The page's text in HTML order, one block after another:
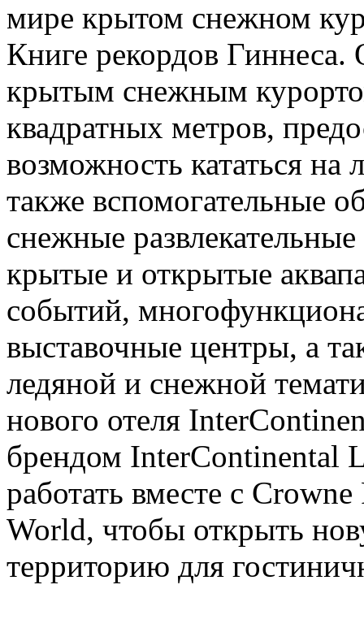
мире крытом снежном
Книге рекордов
крытым снежным
квадратных метров,
возможность кататься на
также вспомогательные
снежные
крытые и открытые
событий,
выставочные центры, а
ледяной и снежной
нового отеля
брендом InterContinental
работать вместе с
World, чтобы открыть
территорию для